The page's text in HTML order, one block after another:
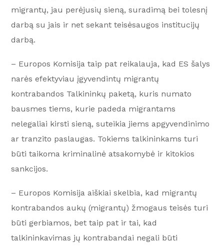
migrantų, jau perėjusių sieną, suradimą bei tolesnį
darbą su jais ir net sekant teisėsaugos institucijų
darbą.
– Europos Komisija taip pat reikalauja, kad ES šalys
narės efektyviau įgyvendintų migrantų
kontrabandos Talkininkų paketą, kuris numato
bausmes tiems, kurie padeda migrantams
nelegaliai kirsti sieną, suteikia jiems apgyvendinimo
ar tranzito paslaugas. Tokiems talkininkams turi
būti taikoma kriminalinė atsakomybė ir kitokios
sankcijos.
– Europos Komisija aiškiai skelbia, kad migrantų
kontrabandos aukų (migrantų) žmogaus teisės turi
būti gerbiamos, bet taip pat ir tai, kad
talkininkavimas jų kontrabandai negali būti